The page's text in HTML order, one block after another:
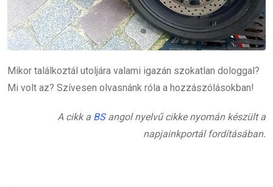
Mikor találkoztál utoljára valami igazán szokatlan dologgal?
Mi volt az? Szívesen olvasnánk róla a hozzászólásokban!
A cikk a BSangol nyelvű cikke nyomán készült a
napjainkportál fordításában.